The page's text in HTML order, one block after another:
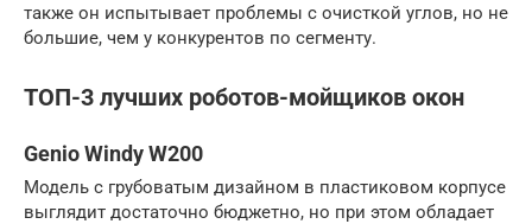
также он испытывает проблемы с очисткой углов, но не
большие, чем у конкурентов по сегменту.
ТОП-3 лучших роботов-мойщиков окон
Genio Windy W200
Модель с грубоватым дизайном в пластиковом корпусе
выглядит достаточно бюджетно, но при этом обладает